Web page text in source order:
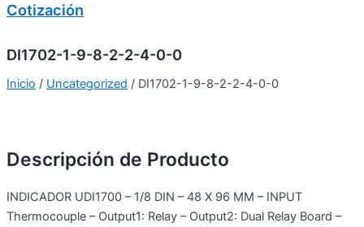
Cotización
DI1702-1-9-8-2-2-4-0-0
Inicio / Uncategorized / DI1702-1-9-8-2-2-4-0-0
Descripción de Producto
INDICADOR UDI1700 – 1/8 DIN – 48 X 96 MM – INPUT
Thermocouple – Output1: Relay – Output2: Dual Relay Board –